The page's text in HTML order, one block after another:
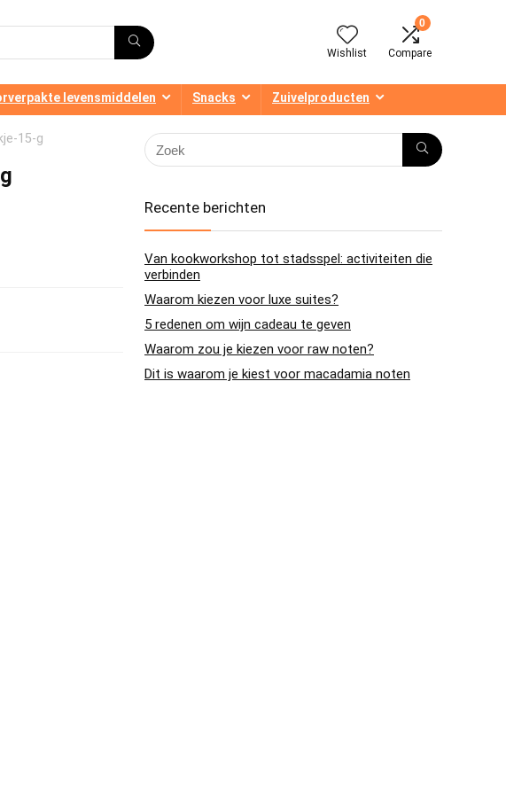
Wishlist
0
Compare
levensmiddelen Snacks Zuivelproducten
15-g
Recente berichten
Van kookworkshop tot stadsspel: activiteiten die
verbinden
Waarom kiezen voor luxe suites?
5 redenen om wijn cadeau te geven
Waarom zou je kiezen voor raw noten?
Dit is waarom je kiest voor macadamia noten